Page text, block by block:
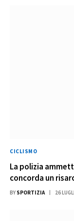
CICLISMO
La polizia
concorda un
BY SPORTIZIA 26